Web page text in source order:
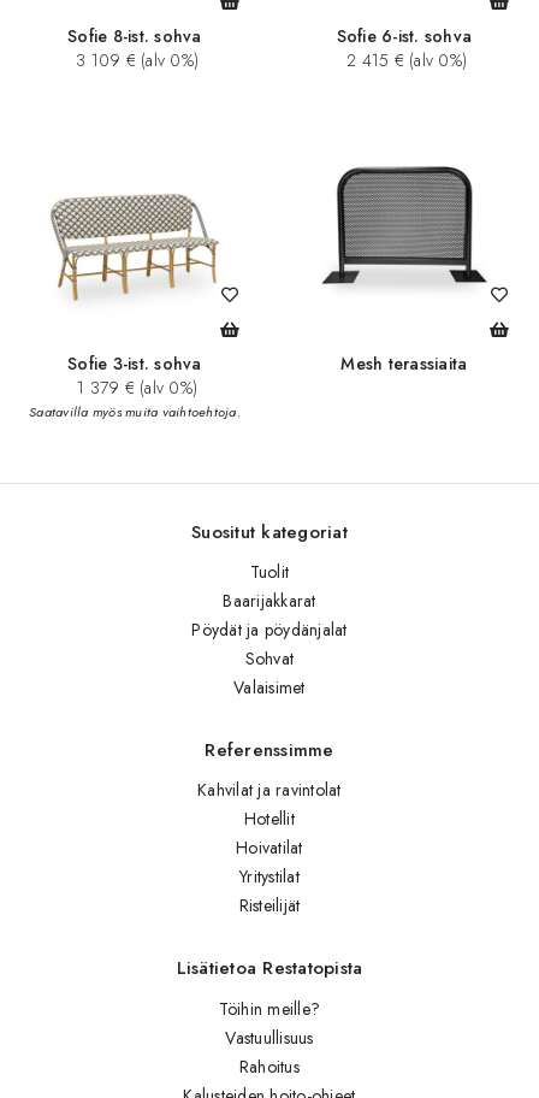
Sofie 8-ist. sohva
3 109 € (alv 0%)
Sofie 6-ist. sohva
2 415 € (alv 0%)
Sofie 3-ist. sohva
1 379 € (alv 0%)
Saatavilla myös muita vaihtoehtoja.
Mesh terassiaita
Suositut kategoriat
Tuolit
Baarijakkarat
Pöydät ja pöydänjalat
Sohvat
Valaisimet
Referenssimme
Kahvilat ja ravintolat
Hotellit
Hoivatilat
Yritystilat
Risteilijät
Lisätietoa Restatopista
Töihin meille?
Vastuullisuus
Rahoitus